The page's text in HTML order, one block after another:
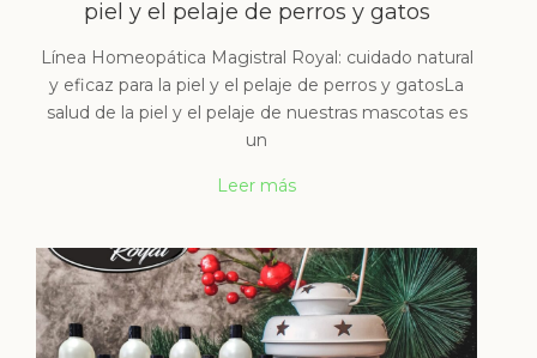
piel y el pelaje de perros y gatos
Línea Homeopática Magistral Royal: cuidado natural
y eficaz para la piel y el pelaje de perros y gatosLa
salud de la piel y el pelaje de nuestras mascotas es
un
Leer más